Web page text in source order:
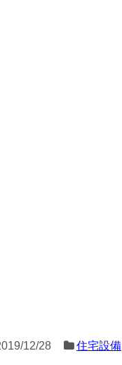
12/28 住宅設備